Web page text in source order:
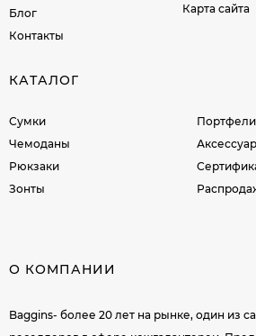
Блог
Контакты
Карта сайта
КАТАЛОГ
Сумки
Чемоданы
Рюкзаки
Зонты
Портфели
О КОМПАНИИ
Baggins- более 20 лет на рынке, один из